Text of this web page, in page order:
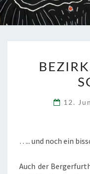
12.
….. und noch ein
Auch der